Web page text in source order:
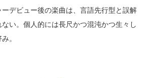
デビュー後の楽曲は、言語先行型と誤解
い。個人的には長尺かつ混沌かつ生々し
。